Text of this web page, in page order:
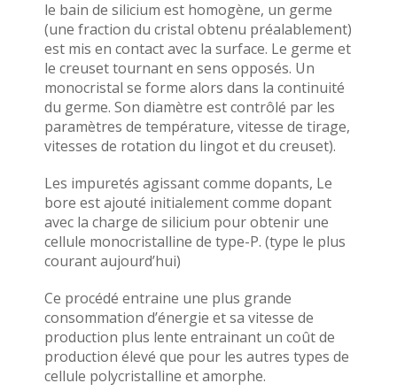
le bain de silicium est homogène, un germe
(une fraction du cristal obtenu préalablement)
est mis en contact avec la surface. Le germe et
le creuset tournant en sens opposés. Un
monocristal se forme alors dans la continuité
du germe. Son diamètre est contrôlé par les
paramètres de température, vitesse de tirage,
vitesses de rotation du lingot et du creuset).
Les impuretés agissant comme dopants, Le
bore est ajouté initialement comme dopant
avec la charge de silicium pour obtenir une
cellule monocristalline de type-P. (type le plus
courant aujourd’hui)
Ce procédé entraine une plus grande
consommation d’énergie et sa vitesse de
production plus lente entrainant un coût de
production élevé que pour les autres types de
cellule polycristalline et amorphe.